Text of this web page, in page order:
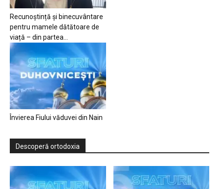
Recunoștință și binecuvântare
pentru mamele dătătoare de
viață – din partea...
Învierea Fiului văduvei din Nain
Descoperă ortodoxia